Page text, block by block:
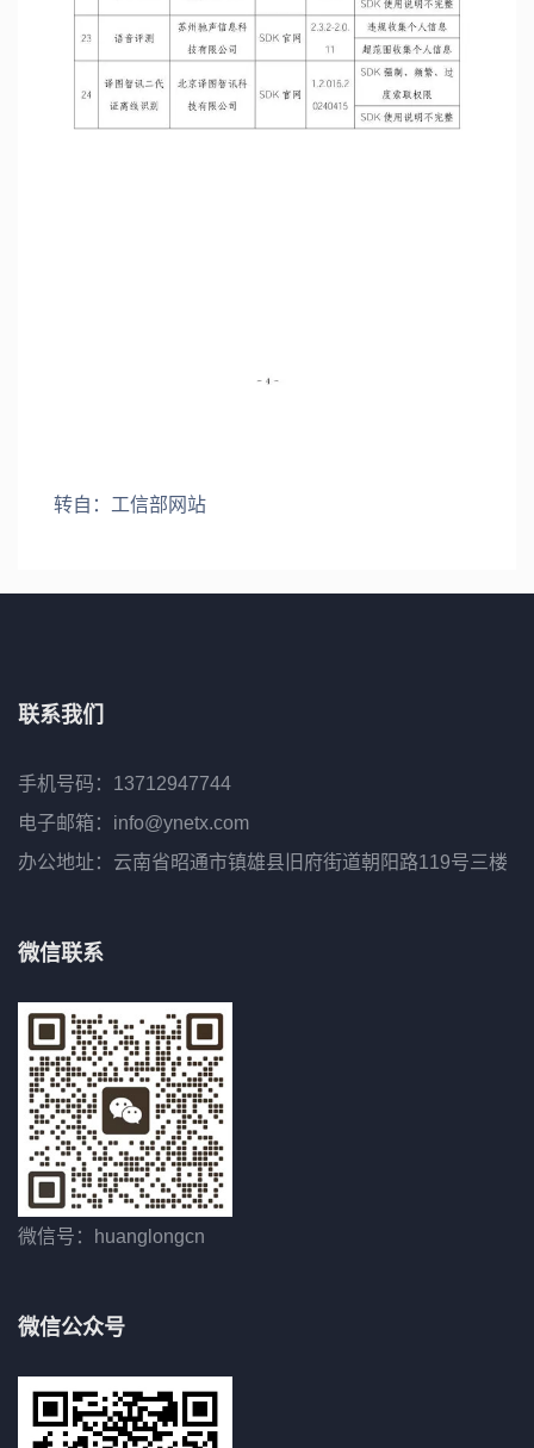
转自：工信部网站
联系我们
手机号码：13712947744
电子邮箱：info@ynetx.com
办公地址：云南省昭通市镇雄县旧府街道朝阳路119号三楼
微信联系
微信号：huanglongcn
微信公众号